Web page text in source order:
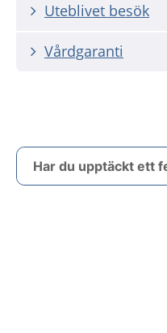
Uteblivet besök
Vårdgaranti
Har du upptäckt ett